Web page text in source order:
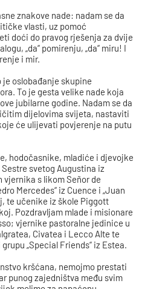
znakove nade: nadam se da
vlasti, uz pomoć
doći do pravog rješenja za dvije
„da“ pomirenju, „da“ miru! I
i mir.
oslobađanje skupine
To je gesta velike nade koja
jubilarne godine. Nadam se da
dijelovima svijeta, nastaviti
će ulijevati povjerenje na putu
hodočasnike, mladiće i djevojke
svetog Augustina iz
s likom Señor de
Mercedes“ iz Cuence i „Juan
te učenike iz škole Piggott
Pozdravljam mlade i misionare
vjernike pastoralne jedinice u
Civatea i Lecco Alte te
„Special Friends“ iz Estea.
kršćana, nemojmo prestati
punog zajedništva među svim